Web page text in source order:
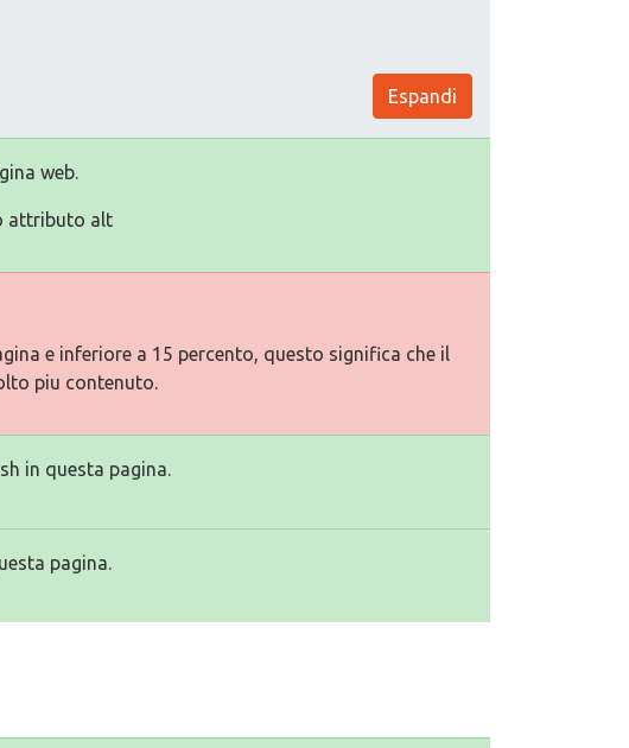
Espandi
web.
attributo alt
e inferiore a 15 percento, questo significa che il
piu contenuto.
in questa pagina.
pagina.